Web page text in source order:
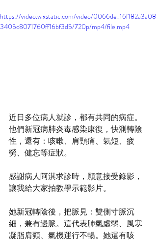
Archive
https://video.wixstatic.com/video/0066de_16f182a3a08
3405c8071760ff16bf3d5/720p/mp4/file.mp4
近日多位病人就診，都有共同的病症。
他們新冠病肺炎毒感染康復，快測轉陰
性，還有：咳嗽、肩頸痛、氣短、疲
勞、健忘等症狀。
感謝病人阿淇求診時，願意接受錄影，
讓我給大家拍教學示範影片。
她新冠轉陰後，把脈見：雙側寸脈沉
細，兼有邊脈。這代表肺氣虛弱、風寒
凝脂肩頸、氣機運行不暢。她還有咳